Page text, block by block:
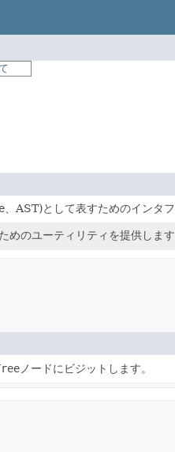
として表すためのインタフ
のユーティリティを提供します
ノードにビジットします。